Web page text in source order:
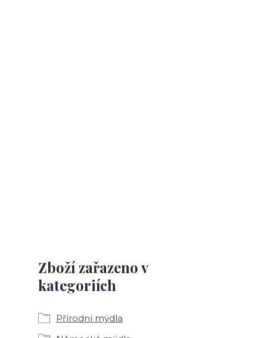
Zboží zařazeno v
kategoriích
Přírodní mýdla